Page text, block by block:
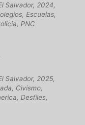
Salvador, 2024,
Escuelas,
PNC
Salvador, 2025,
Civismo,
Desfiles,